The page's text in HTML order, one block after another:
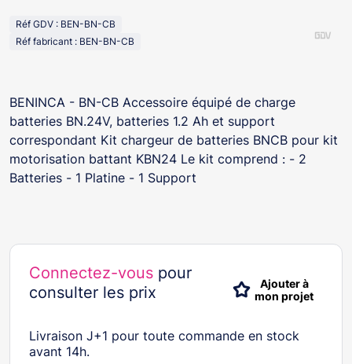
Réf GDV : BEN-BN-CB
Réf fabricant : BEN-BN-CB
BENINCA - BN-CB Accessoire équipé de charge
batteries BN.24V, batteries 1.2 Ah et support
correspondant Kit chargeur de batteries BNCB pour kit
motorisation battant KBN24 Le kit comprend : - 2
Batteries - 1 Platine - 1 Support
Connectez-vous pour
consulter les prix
Ajouter à
mon projet
Livraison J+1 pour toute commande en stock
avant 14h.